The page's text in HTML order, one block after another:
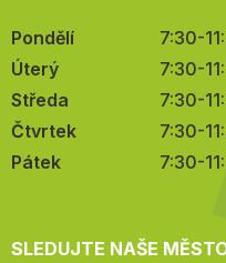
Pondělí
7:30-
Úterý
7:30-
Středa
7:30-
Čtvrtek
7:30-
Pátek
7:30-
SLEDUJTE NAŠE